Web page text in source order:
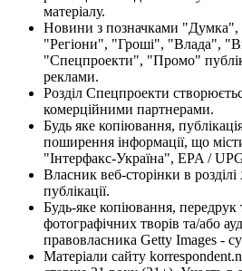
матеріалу.
Новини з позначками "Думка",
"Регіони", "Гроші", "Влада",
"Спецпроекти", "Промо"
реклами.
Розділ Спецпроекти
комерційними партнерами.
Будь яке копіювання,
поширення інформації, що
"Інтерфакс-Україна", EPA /
Власник веб-сторінки в
публікації.
Будь-яке копіювання, передрук
фотографічних творів та/або
правовласника Getty Images -
Матеріали сайту